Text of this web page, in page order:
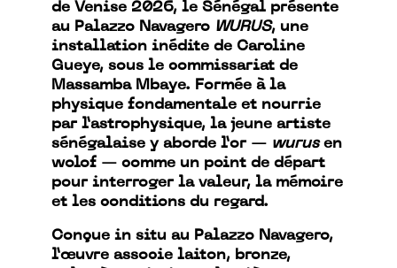
de Venise 2026, le Sénégal présente
au Palazzo Navagero WURUS, une
installation inédite de Caroline
Gueye, sous le commissariat de
Massamba Mbaye. Formée à la
physique fondamentale et nourrie
par l’astrophysique, la jeune artiste
sénégalaise y aborde l’or — wurusen
wolof — comme un point de départ
pour interroger la valeur, la mémoire
et les conditions du regard.
Conçue in situ au Palazzo Navagero,
l’œuvre associe laiton, bronze,